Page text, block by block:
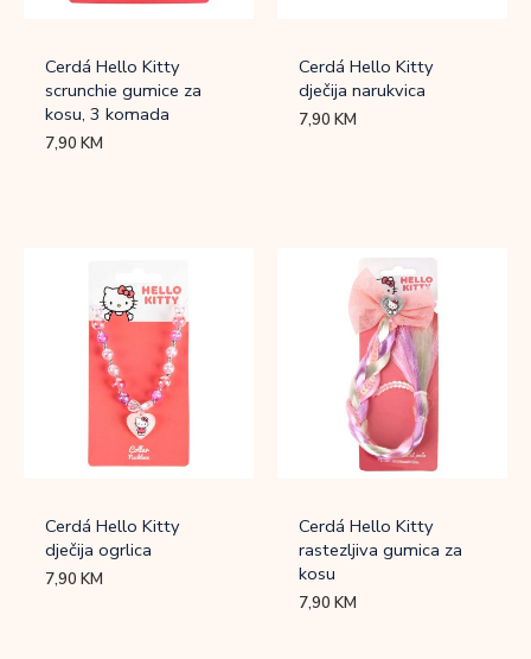
Cerdá Hello Kitty
scrunchie gumice za
kosu, 3 komada
7,90KM
Cerdá Hello Kitty
dječija narukvica
7,90KM
Cerdá Hello Kitty
dječija ogrlica
7,90KM
Cerdá Hello Kitty
rastezljiva gumica za
kosu
7,90KM